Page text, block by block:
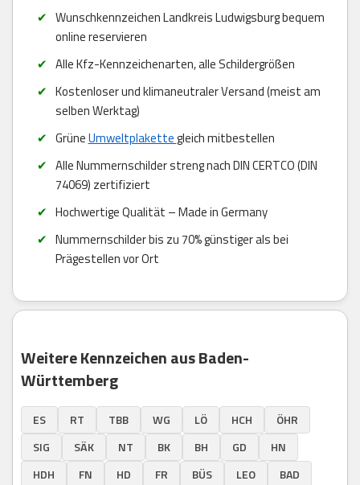
Wunschkennzeichen Landkreis Ludwigsburg bequem
online reservieren
Alle Kfz-Kennzeichenarten, alle Schildergrößen
Kostenloser und klimaneutraler Versand (meist am
selben Werktag)
GrüneUmweltplakettegleich mitbestellen
Alle Nummernschilder streng nach DIN CERTCO (DIN
74069) zertifiziert
Hochwertige Qualität – Made in Germany
Nummernschilder bis zu 70% günstiger als bei
Prägestellen vor Ort
Weitere Kennzeichen aus Baden-
Württemberg
ES RT TBB WG LÖ HCH
ÖHR
SIG
SÄK NT BK BH GD
HN
HDH
FN HD FR BÜS LEO
BAD